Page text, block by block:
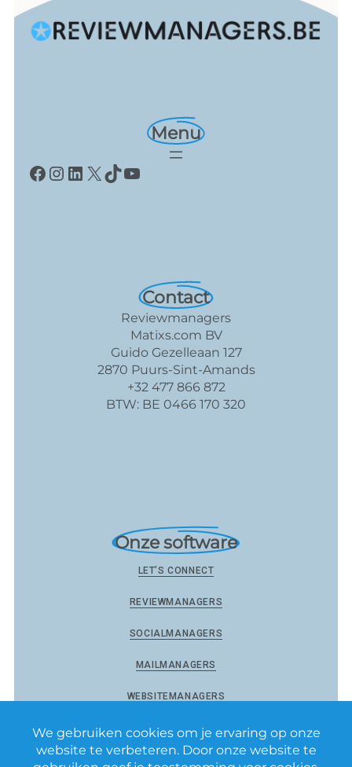
Menu
Facebook
Instagram
LinkedIn
X TikTok
YouTube
Contact
Reviewmanagers
Matixs.com BV
Guido Gezelleaan 127
2870 Puurs-Sint-Amands
+32 477 866 872
BTW: BE 0466 170 320
Onze software
LET’S CONNECT
REVIEWMANAGERS
SOCIALMANAGERS
MAILMANAGERS
WEBSITEMANAGERS